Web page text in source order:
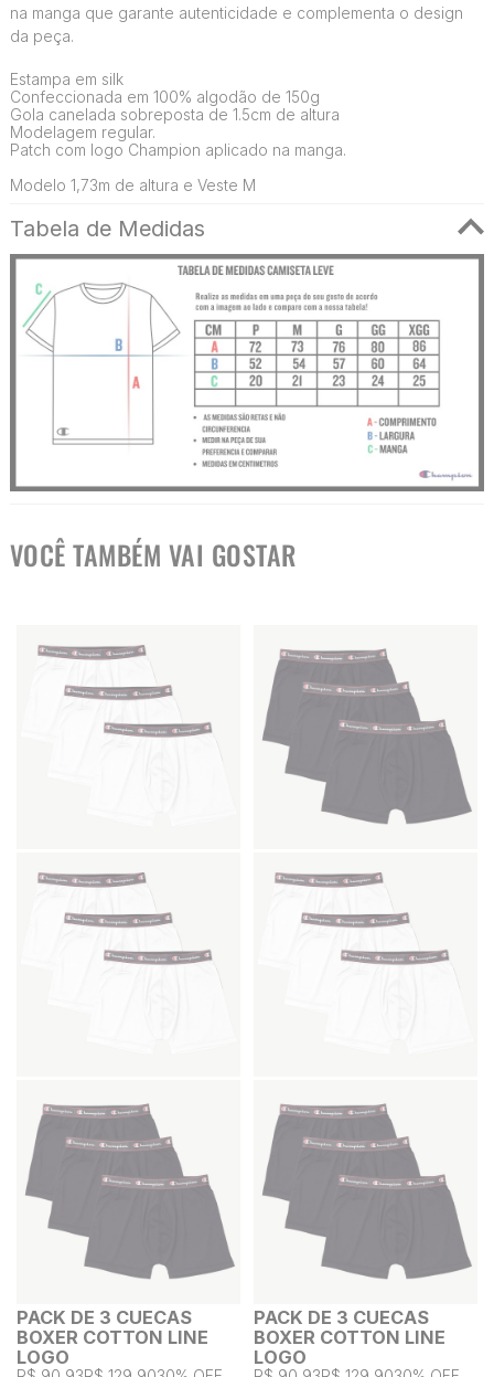
na manga que garante autenticidade e complementa o design
da peça.
Estampa em silk
Confeccionada em 100% algodão de 150g
Gola canelada sobreposta de 1.5cm de altura
Modelagem regular.
Patch com logo Champion aplicado na manga.
Modelo 1,73m de altura e Veste M
Tabela de Medidas
VOCÊ TAMBÉM VAI GOSTAR
PACK DE 3 CUECAS
BOXER COTTON LINE
LOGO
PACK DE 3 CUECAS
BOXER COTTON LINE
LOGO